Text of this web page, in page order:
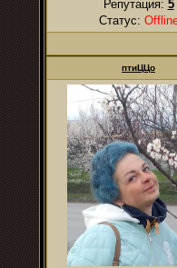
Репутация: 5
Статус:
птиЦЦо